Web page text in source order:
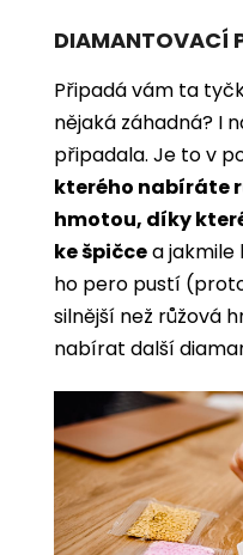
DIAMANTOVACÍ
Připadá vám ta
nějaká záhadná? I
připadala. Je to v
kterého nabíráte
hmotou, díky
ke špičcea
ho pero pustí
silnější než růžová
nabírat další